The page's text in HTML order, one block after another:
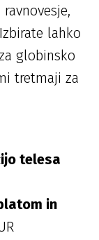
lahko
globinsko
tretmaji za
telesa
in